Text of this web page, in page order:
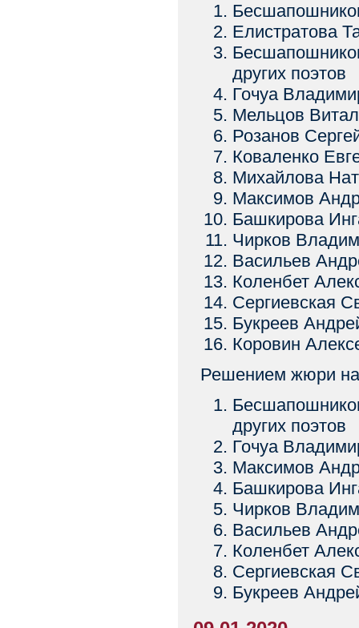
Елистратова
других поэтов
Гочуа
Мельцов
Розанов
Коваленко
Михайлова
Максимов
Башкирова
Чирков
Васильев
Коленбет
Сергиевская
Букреев
Коровин
Решением жюри на
других поэтов
Гочуа
Максимов
Башкирова
Чирков
Васильев
Коленбет
Сергиевская
Букреев